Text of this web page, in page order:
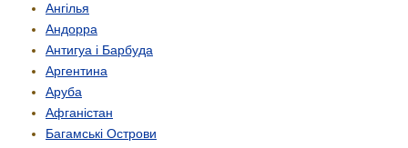
Ангілья
Андорра
Антигуа і Барбуда
Аргентина
Аруба
Афганістан
Багамські Острови